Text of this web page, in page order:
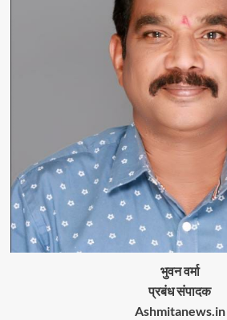
भुवन वर्मा
प्रबंध संपादक
Ashmitanews.in